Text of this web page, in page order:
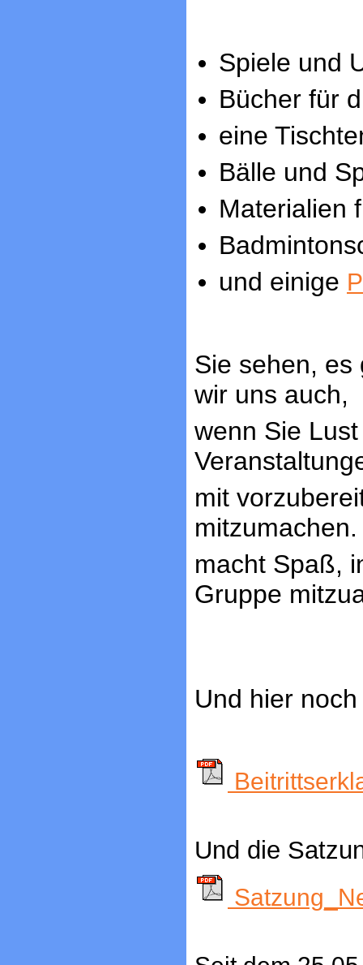
Spiele und
Bücher für
eine
Bälle und
Materialien
und einige
Sie sehen, es
wir uns auch,
wenn Sie
mit
macht Spaß,
Gruppe
Und hier
Und die